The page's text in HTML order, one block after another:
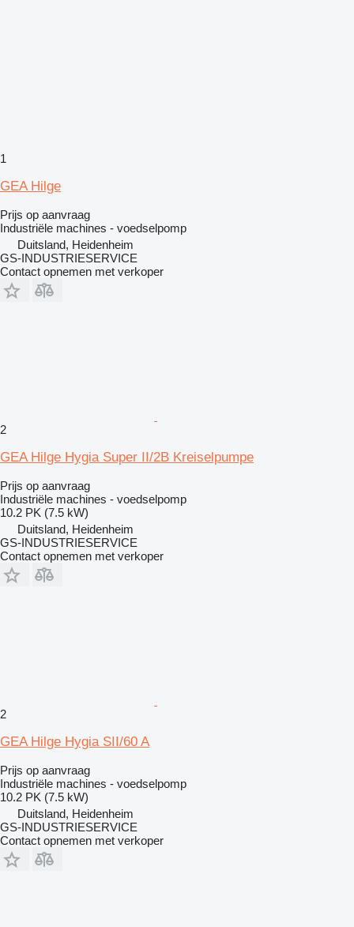
1
GEA Hilge
Prijs op aanvraag
Industriële machines - voedselpomp
Duitsland, Heidenheim
GS-INDUSTRIESERVICE
Contact opnemen met verkoper
2
GEA Hilge Hygia Super II/2B Kreiselpumpe
Prijs op aanvraag
Industriële machines - voedselpomp
10.2 PK (7.5 kW)
Duitsland, Heidenheim
GS-INDUSTRIESERVICE
Contact opnemen met verkoper
2
GEA Hilge Hygia SII/60 A
Prijs op aanvraag
Industriële machines - voedselpomp
10.2 PK (7.5 kW)
Duitsland, Heidenheim
GS-INDUSTRIESERVICE
Contact opnemen met verkoper